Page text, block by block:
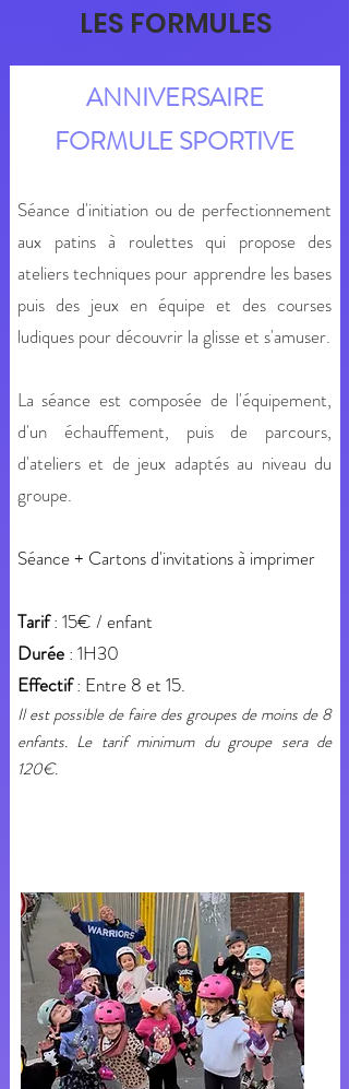
LES FORMULES
ANNIVERSAIRE
FORMULE SPORTIVE
Séance d'initiation ou de perfectionnement
aux patins à roulettes qui propose des
ateliers techniques pour apprendre les bases
puis des jeux en équipe et des courses
ludiques pour découvrir la glisse et s'amuser.
La séance est composée de l'équipement,
d'un échauffement, puis de parcours,
d'ateliers et de jeux adaptés au niveau du
groupe.
Séance + Cartons d'invitations à imprimer
Tarif: 15€ / enfant
Durée : 1H30
Effectif: Entre 8 et 15.
Il est possible de faire des groupes de moins de 8
enfants. Le tarif minimum du groupe sera de
120€.